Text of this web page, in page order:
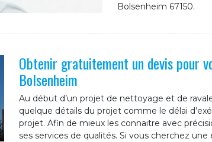
Bolsenheim 67150.
Obtenir gratuitement un devis pour
Bolsenheim
Au début d’un projet de nettoyage et de
quelque détails du projet comme le délai
projet. Afin de mieux les connaitre avec
ses services de qualités. Si vous cherchez